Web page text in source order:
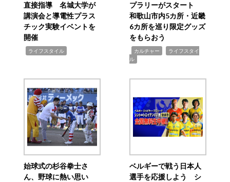
直接指導 名城大学が
講演会と導電性プラス
チック実験イベントを
開催
ライフスタイル
プラリーがスタート
和歌山市内5カ所・近畿
6カ所を巡り限定グッズ
をもらおう
カルチャー
ライフスタイ
ル
始球式の杉谷拳士さ
ん、野球に熱い思い
ベルギーで戦う日本人
選手を応援しよう シ